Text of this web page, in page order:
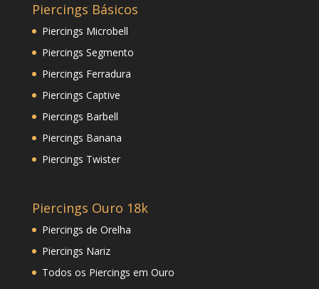
Piercings Básicos
Piercings Microbell
Piercings Segmento
Piercings Ferradura
Piercings Captive
Piercings Barbell
Piercings Banana
Piercings Twister
Piercings Ouro 18k
Piercings de Orelha
Piercings Nariz
Todos os Piercings em Ouro